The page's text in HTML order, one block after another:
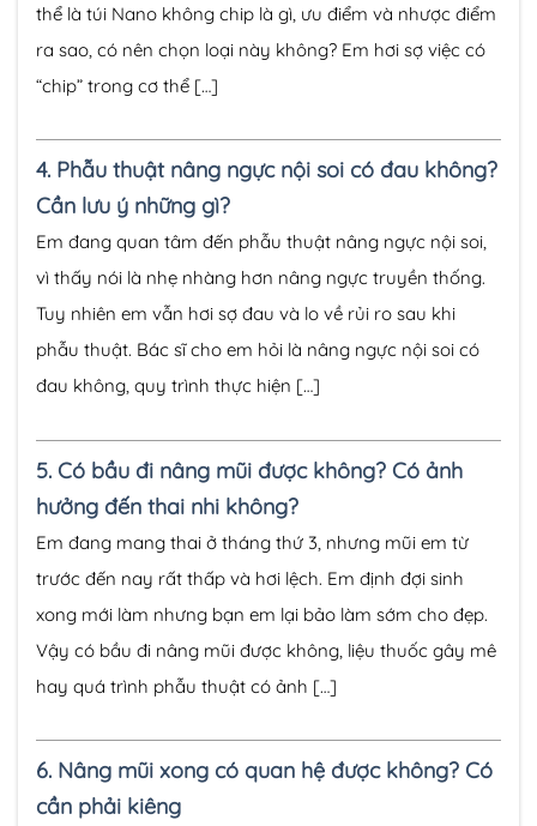
thể là túi Nano không chip là gì, ưu điểm và nhược điểm
ra sao, có nên chọn loại này không? Em hơi sợ việc có
“chip” trong cơ thể […]
4. Phẫu thuật nâng ngực nội soi có đau không?
Cần lưu ý những gì?
Em đang quan tâm đến phẫu thuật nâng ngực nội soi,
vì thấy nói là nhẹ nhàng hơn nâng ngực truyền thống.
Tuy nhiên em vẫn hơi sợ đau và lo về rủi ro sau khi
phẫu thuật. Bác sĩ cho em hỏi là nâng ngực nội soi có
đau không, quy trình thực hiện […]
5. Có bầu đi nâng mũi được không? Có ảnh
hưởng đến thai nhi không?
Em đang mang thai ở tháng thứ 3, nhưng mũi em từ
trước đến nay rất thấp và hơi lệch. Em định đợi sinh
xong mới làm nhưng bạn em lại bảo làm sớm cho đẹp.
Vậy có bầu đi nâng mũi được không, liệu thuốc gây mê
hay quá trình phẫu thuật có ảnh […]
6. Nâng mũi xong có quan hệ được không? Có
cần phải kiêng